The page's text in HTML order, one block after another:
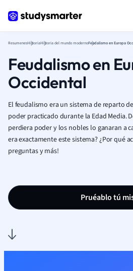
ResumenesHistoriaHistoria del mundo moderno
Feudalismo en
Occidental
El feudalismo era un sistema de reparto
poder practicado durante la Edad Media.
perdiera poder y los nobles lo ganaran a
era exactamente este sistema? ¿Por qué
preguntas y más!
Pruéablo tú